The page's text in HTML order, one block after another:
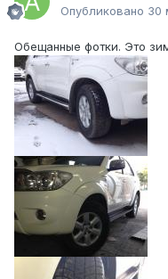
Опубликовано 30
Обещанные фотки. Это